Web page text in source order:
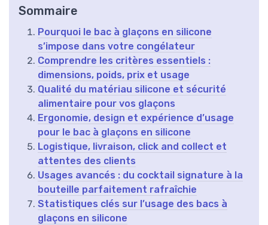
Sommaire
Pourquoi le bac à glaçons en silicone
s’impose dans votre congélateur
Comprendre les critères essentiels :
dimensions, poids, prix et usage
Qualité du matériau silicone et sécurité
alimentaire pour vos glaçons
Ergonomie, design et expérience d’usage
pour le bac à glaçons en silicone
Logistique, livraison, click and collect et
attentes des clients
Usages avancés : du cocktail signature à la
bouteille parfaitement rafraîchie
Statistiques clés sur l’usage des bacs à
glaçons en silicone